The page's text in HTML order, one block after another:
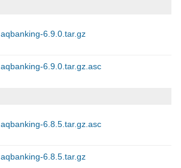
aqbanking-6.9.0.tar.gz
aqbanking-6.9.0.tar.gz.asc
aqbanking-6.8.5.tar.gz.asc
aqbanking-6.8.5.tar.gz